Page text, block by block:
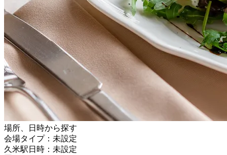
場所、日時から探す
会場タイプ：未設定
久米駅日時：未設定